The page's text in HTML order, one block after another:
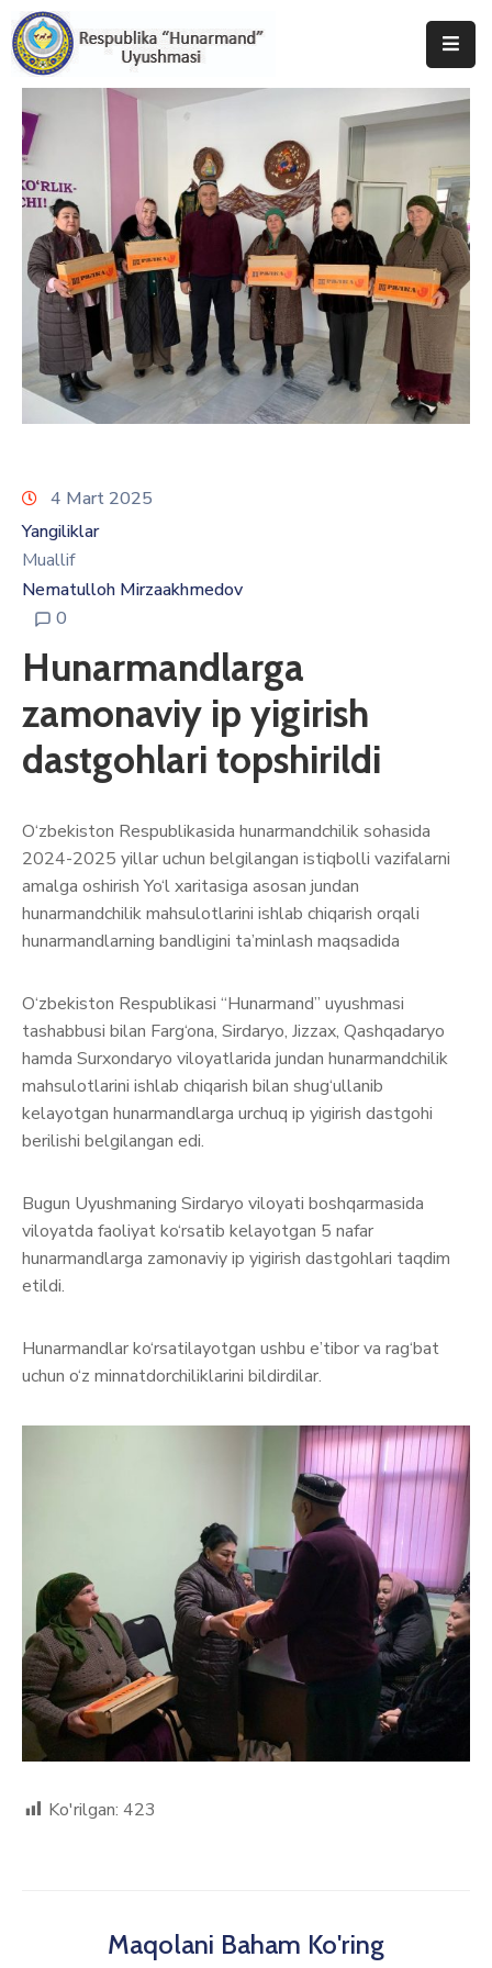
Sahifa
Uyushma
Haqida
Tadbirlar
Milliy
Katalog
Matbuot
Xizmati
4 Mart 2025
Yangiliklar
Muallif
Nematulloh Mirzaakhmedov
0
Hunarmandlarga
zamonaviy ip yigirish
dastgohlari topshirildi
O‘zbekiston Respublikasida hunarmandchilik sohasida
2024-2025 yillar uchun belgilangan istiqbolli vazifalarni
amalga oshirish Yo‘l xaritasiga asosan jundan
hunarmandchilik mahsulotlarini ishlab chiqarish orqali
hunarmandlarning bandligini ta’minlash maqsadida
O‘zbekiston Respublikasi “Hunarmand” uyushmasi
tashabbusi bilan Farg‘ona, Sirdaryo, Jizzax, Qashqadaryo
hamda Surxondaryo viloyatlarida jundan hunarmandchilik
mahsulotlarini ishlab chiqarish bilan shug‘ullanib
kelayotgan hunarmandlarga urchuq ip yigirish dastgohi
berilishi belgilangan edi.
Bugun Uyushmaning Sirdaryo viloyati boshqarmasida
viloyatda faoliyat ko‘rsatib kelayotgan 5 nafar
hunarmandlarga zamonaviy ip yigirish dastgohlari taqdim
etildi.
Hunarmandlar ko‘rsatilayotgan ushbu e’tibor va rag‘bat
uchun o‘z minnatdorchiliklarini bildirdilar.
Ko'rilgan: 423
Maqolani Baham Ko'ring